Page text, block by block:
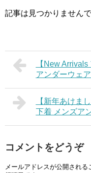
記事は見つかりませんで
【New
アンダーウェア
【新年あけま
下着 メンズア
コメントをどうぞ
メールアドレスが公開される